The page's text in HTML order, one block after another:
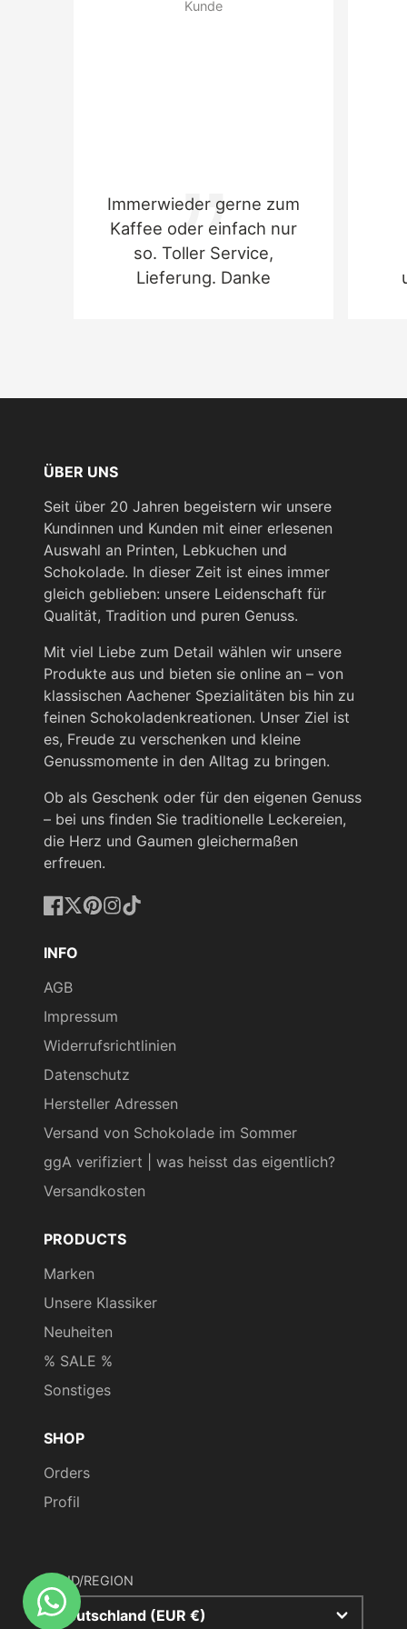
spices, raising agents: ammonium hydrogen
Kunde
Immerwieder gerne zum
Kaffee oder einfach nur
so. Toller Service,
Lieferung. Danke
ÜBER UNS
Seit über 20 Jahren begeistern wir unsere
Kundinnen und Kunden mit einer erlesenen
Auswahl an Printen, Lebkuchen und
Schokolade. In dieser Zeit ist eines immer
gleich geblieben: unsere Leidenschaft für
Qualität, Tradition und puren Genuss.
Mit viel Liebe zum Detail wählen wir unsere
Produkte aus und bieten sie online an – von
klassischen Aachener Spezialitäten bis hin zu
feinen Schokoladenkreationen. Unser Ziel ist
es, Freude zu verschenken und kleine
Genussmomente in den Alltag zu bringen.
Ob als Geschenk oder für den eigenen Genuss
– bei uns finden Sie traditionelle Leckereien,
die Herz und Gaumen gleichermaßen
erfreuen.
INFO
AGB
Impressum
Widerrufsrichtlinien
Datenschutz
Hersteller Adressen
Versand von Schokolade im Sommer
ggA verifiziert | was heisst das eigentlich?
Versandkosten
PRODUCTS
Marken
Unsere Klassiker
Neuheiten
% SALE %
Sonstiges
SHOP
Orders
Profil
LAND/REGION
Deutschland (EUR €)